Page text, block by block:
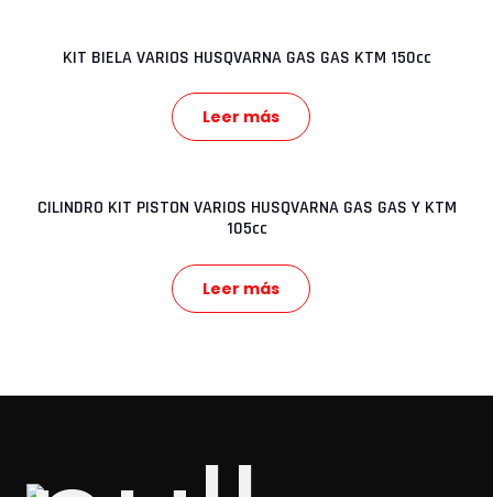
KIT BIELA VARIOS HUSQVARNA GAS GAS KTM 150cc
Leer más
CILINDRO KIT PISTON VARIOS HUSQVARNA GAS GAS Y KTM
105cc
Leer más